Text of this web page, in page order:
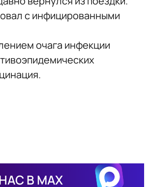
с инфицированными
очага инфекции
В MAX